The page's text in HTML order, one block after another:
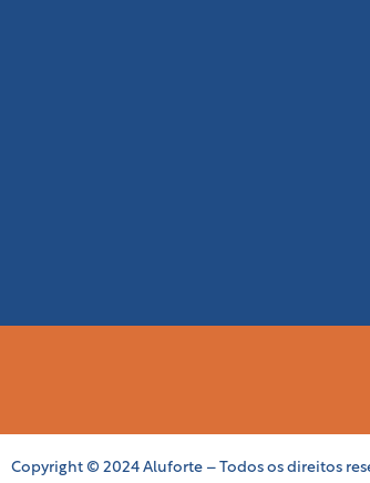
Copyright © 2024 Aluforte – Todos os direitos